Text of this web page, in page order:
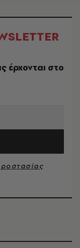
έρχονται στο